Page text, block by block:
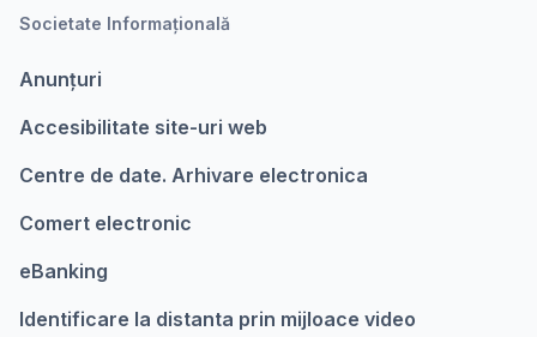
Societate Informațională
Anunțuri
Accesibilitate site-uri web
Centre de date. Arhivare electronica
Comert electronic
eBanking
Identificare la distanta prin mijloace video